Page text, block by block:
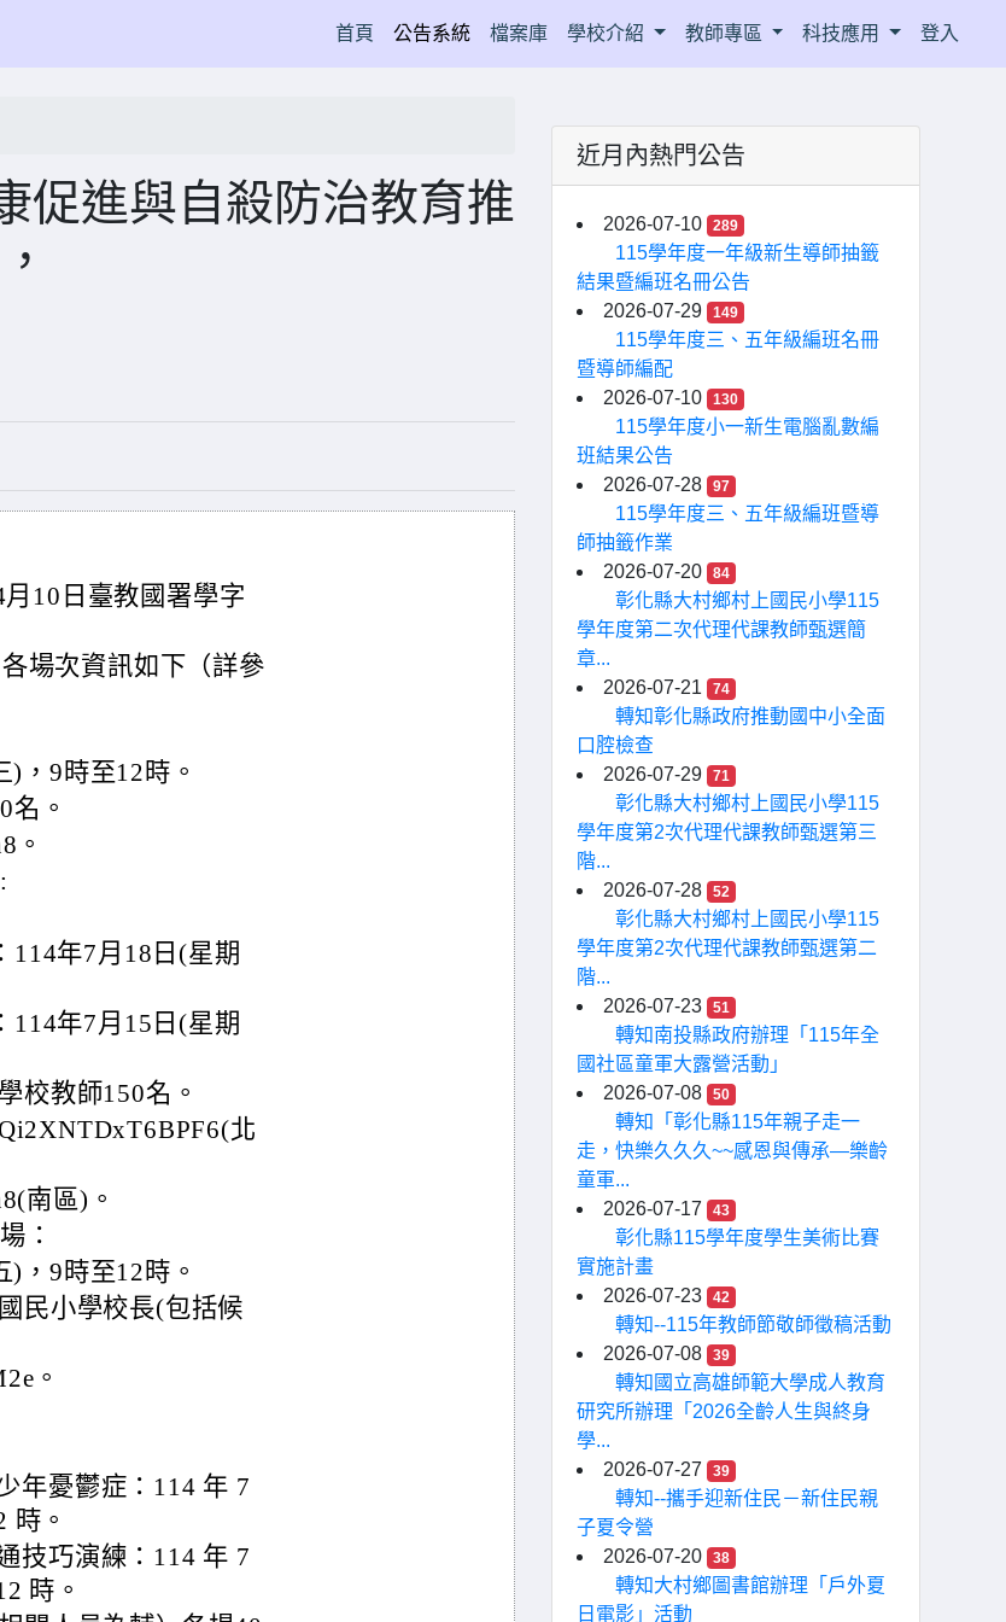
首頁(current)
公告系統 檔案庫 學校介紹 教師專區 科技應用 登入
促進與自殺防治教育推
10日臺教國署學字
場次資訊如下（詳參
，9時至12時。
名。
。
114年7月18日(星期
114年7月15日(星期
校教師150名。
北
南區)。
：
，9時至12時。
民小學校長(包括候
。
年憂鬱症：114 年 7
時。
技巧演練：114 年 7
時。
近月內熱門公告
2026-07-10 289
115學年度一年級新生導師抽籤
結果暨編班名冊公告
2026-07-29
149
115學年度三、五年級編班名冊
暨導師編配
2026-07-10
130
115學年度小一新生電腦亂數編
班結果公告
2026-07-28
97
115學年度三、五年級編班暨導
師抽籤作業
2026-07-20
84
彰化縣大村鄉村上國民小學115
學年度第二次代理代課教師甄選簡
章...
2026-07-21
74
轉知彰化縣政府推動國中小全面
口腔檢查
2026-07-29
71
彰化縣大村鄉村上國民小學115
學年度第2次代理代課教師甄選第三
階...
2026-07-28
52
彰化縣大村鄉村上國民小學115
學年度第2次代理代課教師甄選第二
階...
2026-07-23
51
轉知南投縣政府辦理「115年全
國社區童軍大露營活動」
2026-07-08
50
轉知「彰化縣115年親子走一
走，快樂久久久~~感恩與傳承—樂齡
童軍...
2026-07-17
43
彰化縣115學年度學生美術比賽
實施計畫
2026-07-23
42
轉知--115年教師節敬師徵稿活動
2026-07-08
39
轉知國立高雄師範大學成人教育
研究所辦理「2026全齡人生與終身
學...
2026-07-27
39
轉知--攜手迎新住民－新住民親
子夏令營
2026-07-20
38
轉知大村鄉圖書館辦理「戶外夏
日電影」活動